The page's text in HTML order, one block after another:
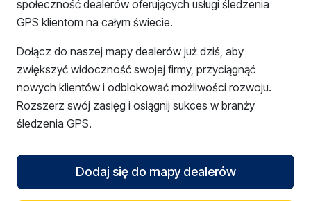
społeczność dealerów oferujących usługi śledzenia
GPS klientom na całym świecie.
Dołącz do naszej mapy dealerów już dziś, aby
zwiększyć widoczność swojej firmy, przyciągnąć
nowych klientów i odblokować możliwości rozwoju.
Rozszerz swój zasięg i osiągnij sukces w branży
śledzenia GPS.
Dodaj się do mapy dealerów